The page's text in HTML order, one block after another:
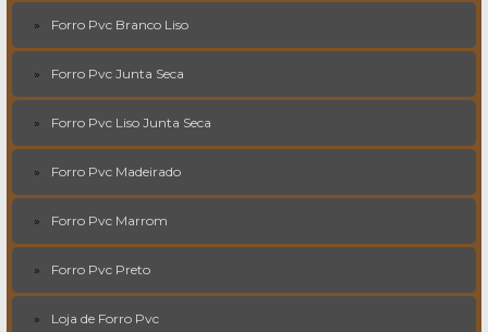
Forro Pvc Branco Liso
Forro Pvc Junta Seca
Forro Pvc Liso Junta Seca
Forro Pvc Madeirado
Forro Pvc Marrom
Forro Pvc Preto
Loja de Forro Pvc